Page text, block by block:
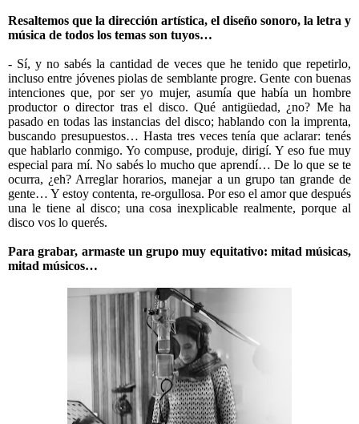
Resaltemos que la dirección artística, el diseño sonoro, la letra y
música de todos los temas son tuyos…
- Sí, y no sabés la cantidad de veces que he tenido que repetirlo,
incluso entre jóvenes piolas de semblante progre. Gente con buenas
intenciones que, por ser yo mujer, asumía que había un hombre
productor o director tras el disco. Qué antigüedad, ¿no? Me ha
pasado en todas las instancias del disco; hablando con la imprenta,
buscando presupuestos… Hasta tres veces tenía que aclarar: tenés
que hablarlo conmigo. Yo compuse, produje, dirigí. Y eso fue muy
especial para mí. No sabés lo mucho que aprendí… De lo que se te
ocurra, ¿eh? Arreglar horarios, manejar a un grupo tan grande de
gente… Y estoy contenta, re-orgullosa. Por eso el amor que después
una le tiene al disco; una cosa inexplicable realmente, porque al
disco vos lo querés.
Para grabar, armaste un grupo muy equitativo: mitad músicas,
mitad músicos…